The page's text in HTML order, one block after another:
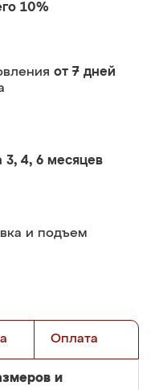
10%
от 7 дней
3, 4, 6 месяцев
и подъем
Оплата
и